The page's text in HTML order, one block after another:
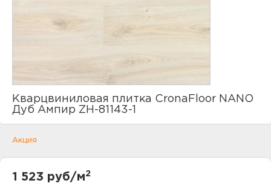
Кварцвиниловая плитка CronaFloor NANO
Дуб Ампир ZH-81143-1
Акция
1 523 руб/м2